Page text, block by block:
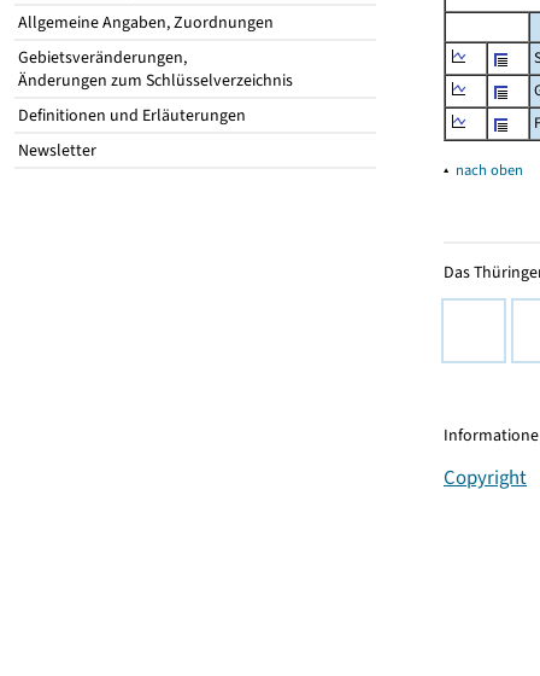
Allgemeine Angaben, Zuordnungen
Gebietsveränderungen,
Änderungen zum Schlüsselverzeichnis
Definitionen und Erläuterungen
Newsletter
▴ nach oben
Das
Copyright